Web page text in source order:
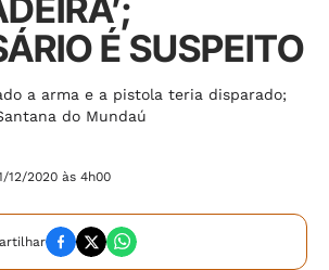
É SUSPEITO
a arma e a pistola teria disparado;
do Mundaú
12/2020 às 4h00